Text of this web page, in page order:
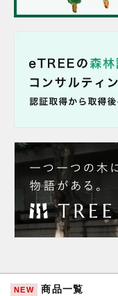
NEW 商品一覧